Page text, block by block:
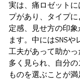
実は、痛ロゼット
プがあり、タイプ
定感、見せ方の印
ます。中にはSNS
工夫があって助か
多く見られ、自分
ものを選ぶことが